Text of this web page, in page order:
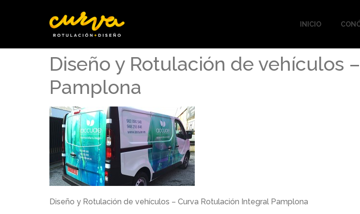
INICIO
Diseño y Rotulación de vehículos
Pamplona
Diseño y Rotulación de vehículos – Curva Rotulación Integral Pamplona